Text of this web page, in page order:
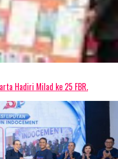
Hadiri Milad ke 25 FBR.